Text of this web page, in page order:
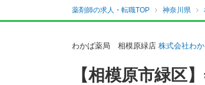
薬剤師の求人・転職TOP 神奈川県
わかば薬局 相模原緑店 株式会社わ
【相模原市緑区